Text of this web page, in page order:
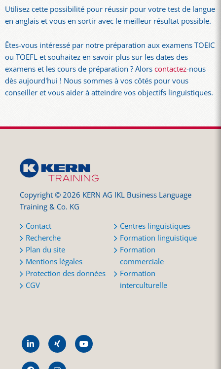
Utilisez cette possibilité pour réussir pour votre test de langue
en anglais et vous en sortir avec le meilleur résultat possible.
Êtes-vous intéressé par notre préparation aux examens TOEIC
ou TOEFL et souhaitez en savoir plus sur les dates des
examens et les cours de préparation ? Alorscontactez-nous
dès aujourd'hui ! Nous sommes à vos côtés pour vous
conseiller et vous aider à atteindre vos objectifs linguistiques.
Copyright © 2026 KERN AG IKL Business Language
Training & Co. KG
Contact
Recherche
Plan du site
Mentions légales
Protection des données
CGV
Centres linguistiques
Formation linguistique
Formation
commerciale
Formation
interculturelle